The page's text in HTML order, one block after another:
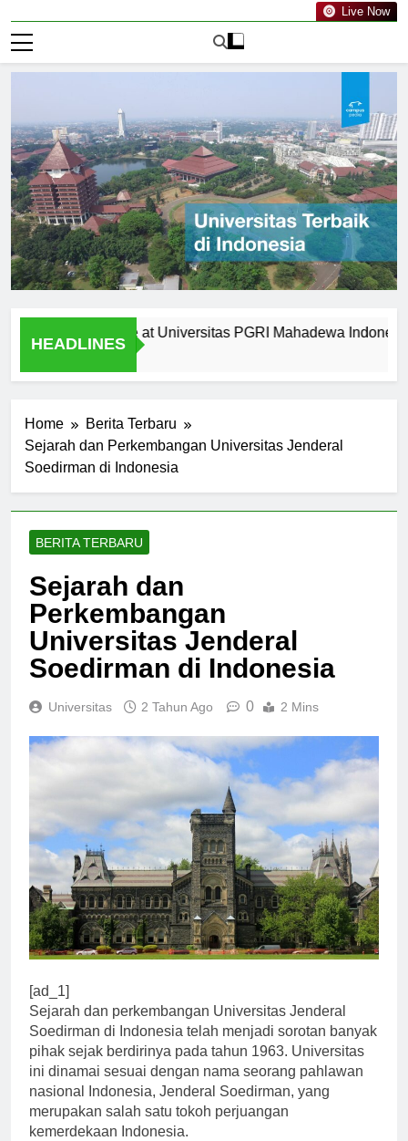
Live Now
HEADLINES
Available at Universitas PGRI Mahadewa Indonesia
Home
Berita Terbaru
Sejarah dan Perkembangan Universitas Jenderal
Soedirman di Indonesia
BERITA TERBARU
Sejarah dan
Perkembangan
Universitas Jenderal
Soedirman di Indonesia
Universitas 2 Tahun Ago 0 2 Mins
[ad_1]
Sejarah dan perkembangan Universitas Jenderal
Soedirman di Indonesia telah menjadi sorotan banyak
pihak sejak berdirinya pada tahun 1963. Universitas
ini dinamai sesuai dengan nama seorang pahlawan
nasional Indonesia, Jenderal Soedirman, yang
merupakan salah satu tokoh perjuangan
kemerdekaan Indonesia.